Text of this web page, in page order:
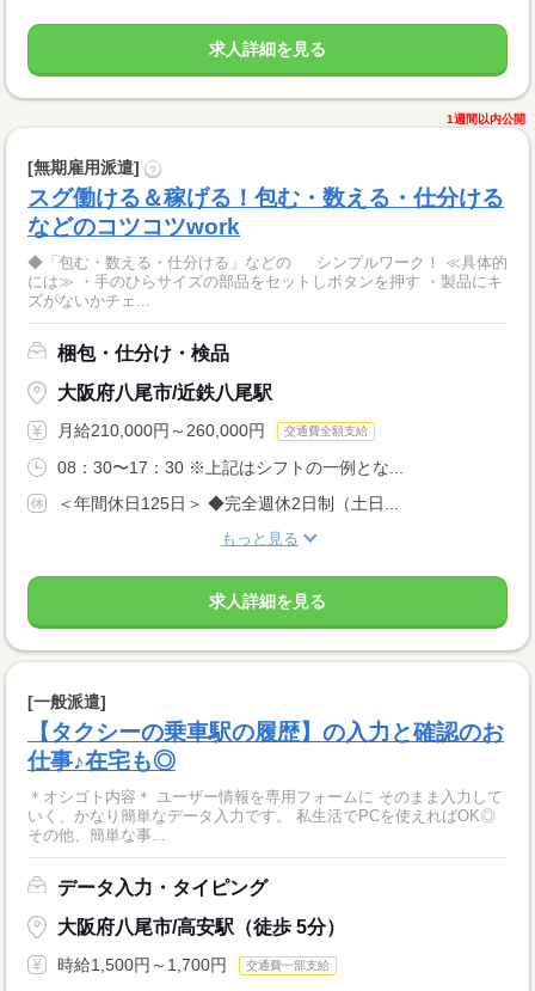
求人詳細を見る
1週間以内公開
[無期雇用派遣] ?
スグ働ける＆稼げる！包む・数える・仕分ける
などのコツコツwork
◆「包む・数える・仕分ける」などの シンプルワーク！ ≪具体的
には≫ ・手のひらサイズの部品をセットしボタンを押す ・製品にキ
ズがないかチェ...
梱包・仕分け・検品
大阪府八尾市/近鉄八尾駅
月給210,000円～260,000円 交通費全額支給
08：30〜17：30 ※上記はシフトの一例とな...
＜年間休日125日＞ ◆完全週休2日制（土日...
もっと見る
求人詳細を見る
[一般派遣]
【タクシーの乗車駅の履歴】の入力と確認のお
仕事♪在宅も◎
＊オシゴト内容＊ ユーザー情報を専用フォームに そのまま入力して
いく、かなり簡単なデータ入力です。 私生活でPCを使えればOK◎
その他、簡単な事...
データ入力・タイピング
大阪府八尾市/高安駅（徒歩 5分）
時給1,500円～1,700円 交通費一部支給